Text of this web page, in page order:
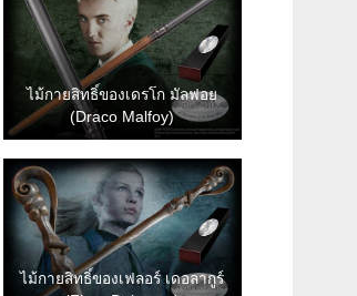
ไม้กายสิทธิ์ของเดรโก มัลฟอย
(Draco Malfoy)
ไม้กายสิทธิ์ของเฟลอร์ เดอลากูร์